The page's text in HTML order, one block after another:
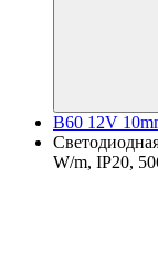
B60 12V
W/m, IP20,